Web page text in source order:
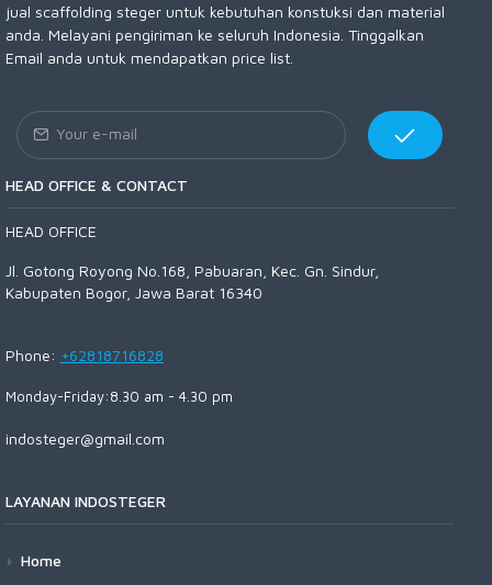
jual scaffolding steger untuk kebutuhan konstuksi dan material
anda. Melayani pengiriman ke seluruh Indonesia. Tinggalkan
Email anda untuk mendapatkan price list.
HEAD OFFICE & CONTACT
HEAD OFFICE
Jl. Gotong Royong No.168, Pabuaran, Kec. Gn. Sindur,
Kabupaten Bogor, Jawa Barat 16340
Phone: +62818716828
Monday-Friday:8.30 am - 4.30 pm
indosteger@gmail.com
LAYANAN INDOSTEGER
Home